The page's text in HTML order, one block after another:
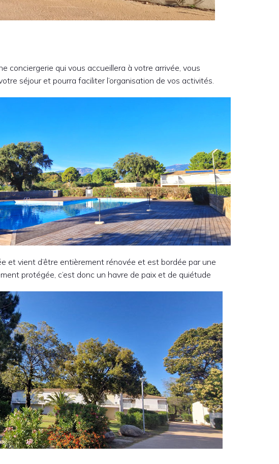
conciergerie qui vous accueillera à votre arrivée, vous
séjour et pourra faciliter l’organisation de vos activités.
et vient d’être entièrement rénovée et est bordée par une
protégée, c’est donc un havre de paix et de quiétude